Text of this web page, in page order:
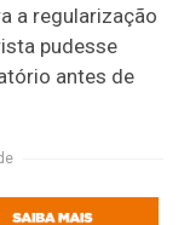
a regularização
pudesse
antes de